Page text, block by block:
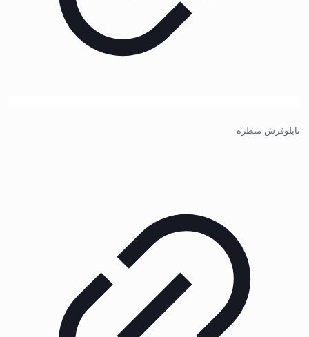
تابلوفرش منظره